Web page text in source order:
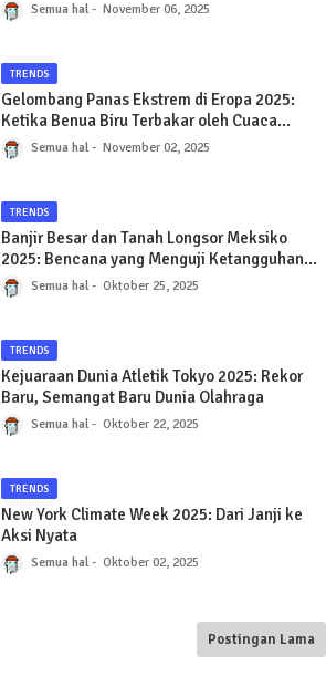
Semua hal November 06, 2025
TRENDS
Gelombang Panas Ekstrem di Eropa 2025:
Ketika Benua Biru Terbakar oleh Cuaca
EkstremSemua hal November 02, 2025
TRENDS
Banjir Besar dan Tanah Longsor Meksiko
2025: Bencana yang Menguji Ketangguhan
BangsaSemua hal Oktober 25, 2025
TRENDS
Kejuaraan Dunia Atletik Tokyo 2025: Rekor
Baru, Semangat Baru Dunia Olahraga
Semua hal Oktober 22, 2025
TRENDS
New York Climate Week 2025: Dari Janji ke
Aksi Nyata
Semua hal Oktober 02, 2025
Postingan Lama